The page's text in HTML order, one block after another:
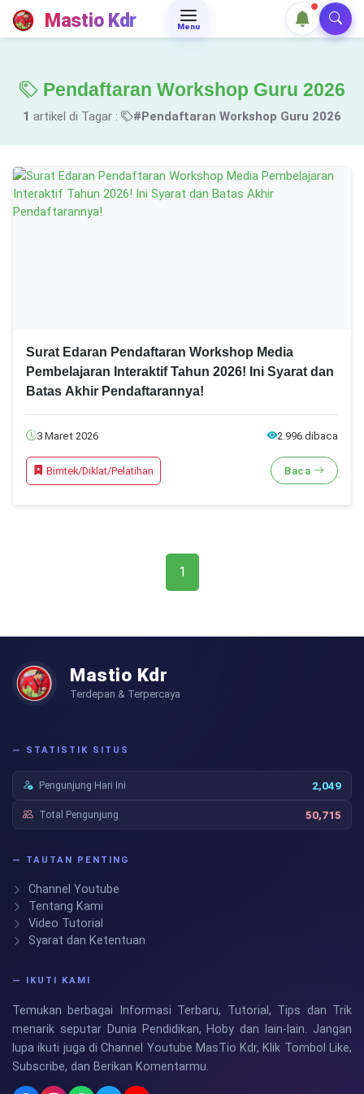
Mastio Kdr Menu
Pendaftaran Workshop Guru 2026
1 artikel di Tagar : #Pendaftaran Workshop Guru 2026
Surat Edaran Pendaftaran Workshop Media
Pembelajaran Interaktif Tahun 2026! Ini Syarat dan
Batas Akhir Pendaftarannya!
3 Maret 2026 2.996 dibaca
Bimtek/Diklat/Pelatihan Baca
1
Mastio Kdr
Terdepan & Terpercaya
— STATISTIK SITUS
Pengunjung Hari Ini 2,049
Total Pengunjung 50,715
— TAUTAN PENTING
Channel Youtube
Tentang Kami
Video Tutorial
Syarat dan Ketentuan
— IKUTI KAMI
Temukan berbagai Informasi Terbaru, Tutorial, Tips dan Trik
menarik seputar Dunia Pendidikan, Hoby dan lain-lain. Jangan
lupa ikuti juga di Channel Youtube MasTio Kdr, Klik Tombol Like,
Subscribe, dan Berikan Komentarmu.